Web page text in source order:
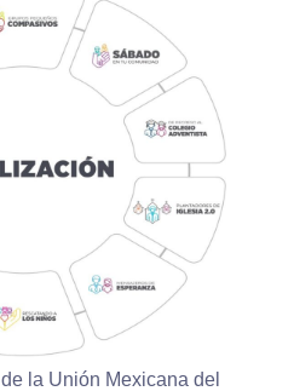
la Unión Mexicana del